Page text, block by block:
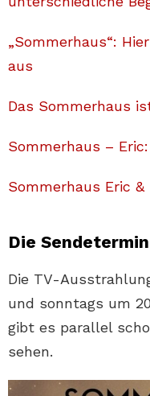
„Sommerhaus“:
aus
Das Sommerhaus
Sommerhaus –
Sommerhaus Eric
Die
Die TV-
und sonntags um
gibt es parallel
sehen.